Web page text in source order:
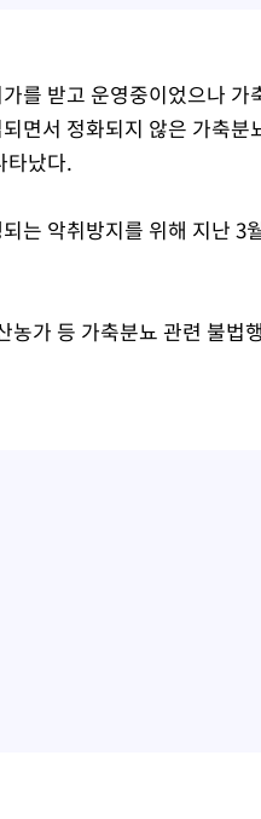
를 받고 운영중이었으나
면서 정화되지 않은 가축
타났다.
는 악취방지를 위해 지난
농가 등 가축분뇨 관련 불